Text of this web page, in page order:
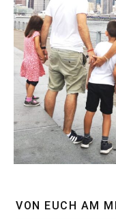
VON EUCH AM